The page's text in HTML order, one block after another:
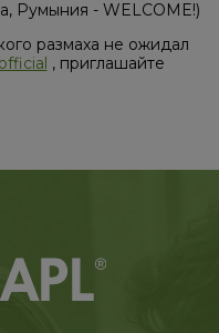
Румыния - WELCOME!)
размаха не ожидал
, приглашайте